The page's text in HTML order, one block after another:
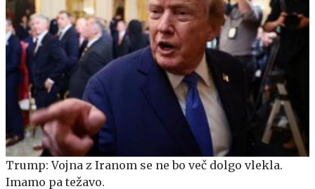
Trump: Vojna z Iranom se ne bo več dolgo vlekla.
Imamo pa težavo.